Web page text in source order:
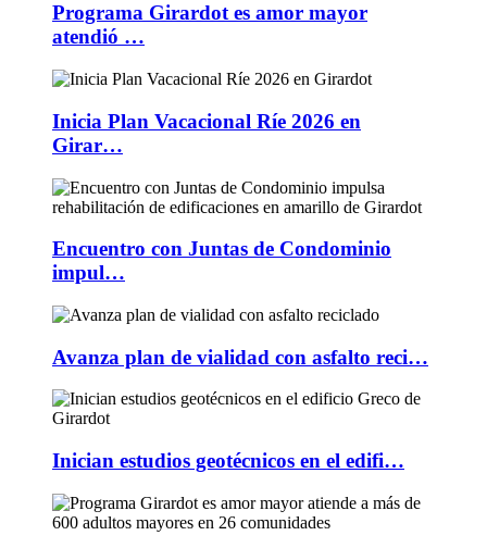
Programa Girardot es amor mayor
atendió …
Inicia Plan Vacacional Ríe 2026 en
Girar…
Encuentro con Juntas de Condominio
impul…
Avanza plan de vialidad con asfalto reci…
Inician estudios geotécnicos en el edifi…